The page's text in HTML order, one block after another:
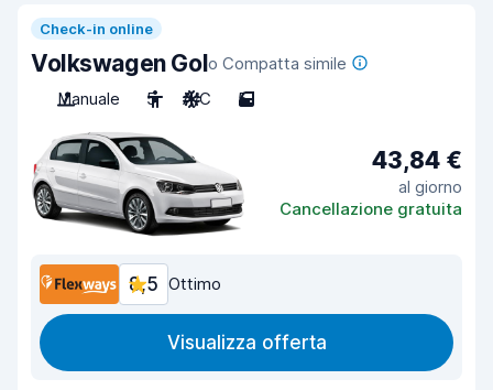
Check-in online
Volkswagen Golo Compatta simile
Manuale
5 A/C 5
43,84 €
al giorno
Cancellazione gratuita
8,5 Ottimo
Visualizza offerta